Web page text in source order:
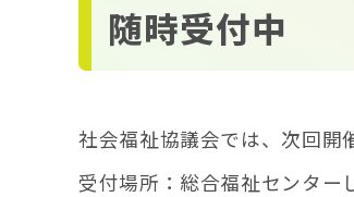
随時受付中
社会福祉協議会では、次回開
受付場所：総合福祉センタ